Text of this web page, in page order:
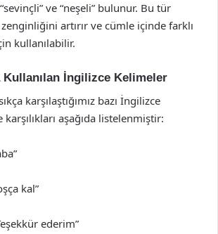
ve “neşeli” bulunur. Bu tür
artırır ve cümle içinde farklı
kullanılabilir.
İngilizce Kelimeler
karşılaştığımız bazı İngilizce
aşağıda listelenmiştir:
kal”
ederim”